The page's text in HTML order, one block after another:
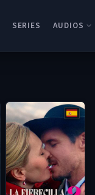
SERIES AUDIOS
Subtitulada